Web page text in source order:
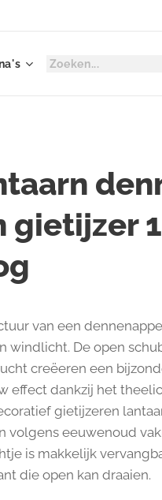
gietijzer
van een
windlicht. De open
creëeren een
effect dankzij het
gietijzeren
volgens eeuwenoud
is makkelijk
die open kan draaien.